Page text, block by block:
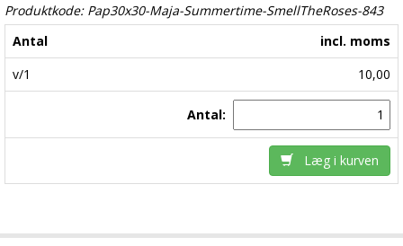
Produktkode: Pap30x30-Maja-Summertime-SmellTheRoses-843
Antal
incl. moms
v/1
10,00
Antal:
Læg i kurven